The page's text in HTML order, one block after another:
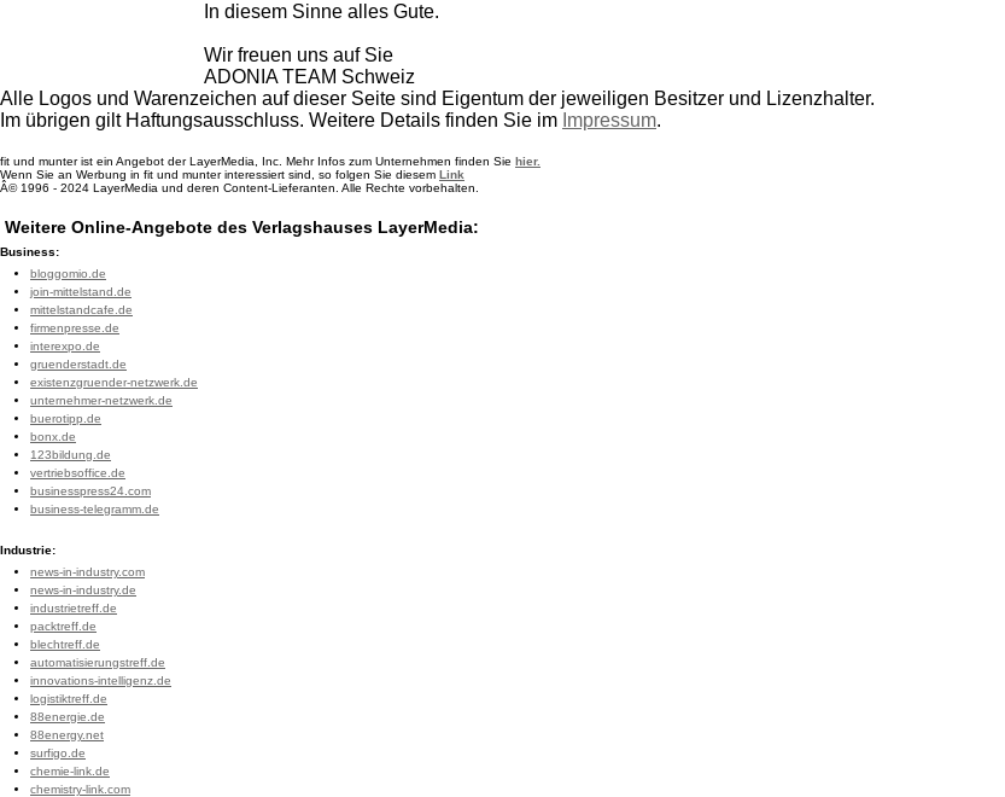
In diesem Sinne alles Gute.
Wir freuen uns auf Sie
ADONIA TEAM Schweiz
Alle Logos und Warenzeichen auf dieser Seite sind Eigentum der jeweiligen Besitzer und Lizenzhalter.
Im übrigen gilt Haftungsausschluss. Weitere Details finden Sie im Impressum.
fit und munter ist ein Angebot der LayerMedia, Inc. Mehr Infos zum Unternehmen finden Sie hier.
Wenn Sie an Werbung in fit und munter interessiert sind, so folgen Sie diesem Link
Â© 1996 - 2024 LayerMedia und deren Content-Lieferanten. Alle Rechte vorbehalten.
Weitere Online-Angebote des Verlagshauses LayerMedia:
Business:
bloggomio.de
join-mittelstand.de
mittelstandcafe.de
firmenpresse.de
interexpo.de
gruenderstadt.de
existenzgruender-netzwerk.de
unternehmer-netzwerk.de
buerotipp.de
bonx.de
123bildung.de
vertriebsoffice.de
businesspress24.com
business-telegramm.de
Industrie:
news-in-industry.com
news-in-industry.de
industrietreff.de
packtreff.de
blechtreff.de
automatisierungstreff.de
innovations-intelligenz.de
logistiktreff.de
88energie.de
88energy.net
surfigo.de
chemie-link.de
chemistry-link.com